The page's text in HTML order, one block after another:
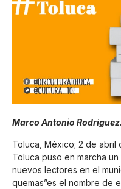
Marco Antonio Rodríguez.
Toluca, México; 2 de abril
Toluca puso en marcha
nuevos lectores en el
quemas”es el nombre de